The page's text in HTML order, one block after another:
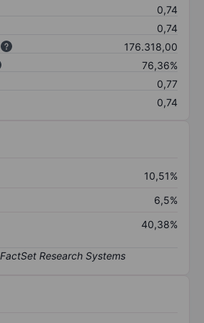
0,74
0,74
176.318,00
76,36%
0,77
0,74
10,51%
6,5%
40,38%